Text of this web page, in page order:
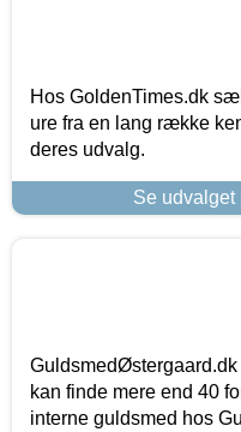
Hos GoldenTimes.dk
ure fra en lang række
deres udvalg.
Se udvalget
kan finde mere end 40
interne guldsmed hos